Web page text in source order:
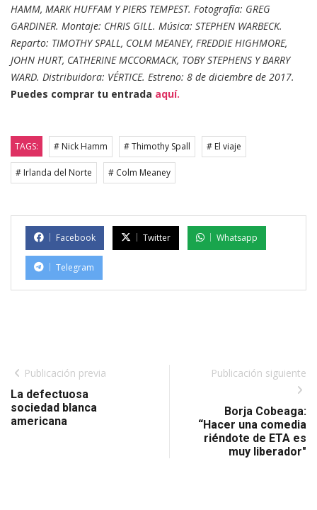
HAMM, MARK HUFFAM Y PIERS TEMPEST. Fotografía: GREG
GARDINER. Montaje: CHRIS GILL. Música: STEPHEN WARBECK.
Reparto: TIMOTHY SPALL, COLM MEANEY, FREDDIE HIGHMORE,
JOHN HURT, CATHERINE MCCORMACK, TOBY STEPHENS Y BARRY
WARD. Distribuidora: VÉRTICE. Estreno: 8 de diciembre de 2017.
Puedes comprar tu entrada aquí.
TAGS: # Nick Hamm # Thimothy Spall # El viaje
# Irlanda del Norte # Colm Meaney
Facebook Twitter Whatsapp
Telegram
Publicación previa
La defectuosa
sociedad blanca
americana
Publicación siguiente
Borja Cobeaga:
“Hacer una comedia
riéndote de ETA es
muy liberador"